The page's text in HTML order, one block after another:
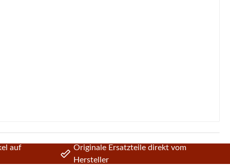
auf
Originale Ersatzteile direkt vom
Hersteller